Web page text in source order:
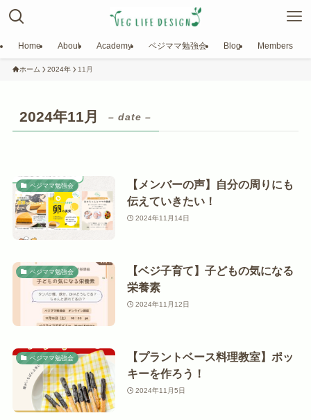
Home About Academy ベジママ勉強会 Blog Members
ホーム 2024年 11月
2024年11月 – date –
ベジママ勉強会
【メンバーの声】自分の周りにも
伝えていきたい！
2024年11月14日
ベジママ勉強会
【ベジ子育て】子どもの気になる
栄養素
2024年11月12日
ベジママ勉強会
【プラントベース料理教室】ポッ
キーを作ろう！
2024年11月5日